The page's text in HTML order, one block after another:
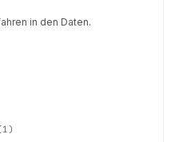
in den Daten.
1)